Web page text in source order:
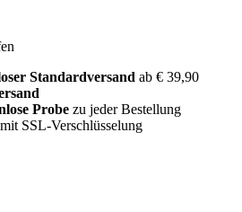
Standardversand ab € 39,90
Probe zu jeder Bestellung
mit SSL-Verschlüsselung